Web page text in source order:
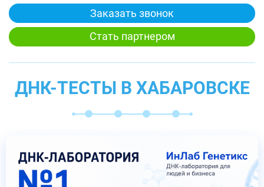
Заказать звонок
Стать партнером
ДНК-ТЕСТЫ В ХАБАРОВСКЕ